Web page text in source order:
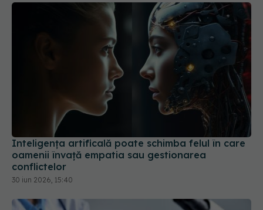
Inteligența artificală poate schimba felul în care
oamenii învață empatia sau gestionarea
conflictelor
30 iun 2026, 15:40